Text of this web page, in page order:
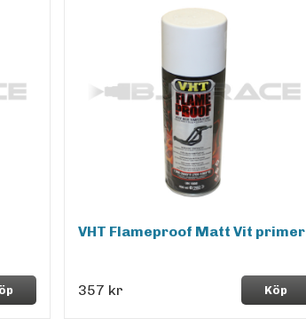
VHT Flameproof Matt Vit primer
357 kr Köp